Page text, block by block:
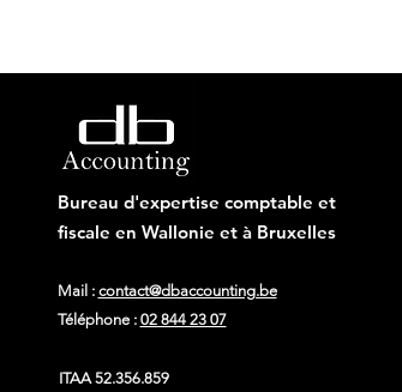
Règlement
obligations
entreprises ?
Bureau d'expertise comptable et
fiscale en Wallonie et à Bruxelles
Mail : contact@dbaccounting.be
Téléphone : 02 844 23 07
ITAA52.356.859